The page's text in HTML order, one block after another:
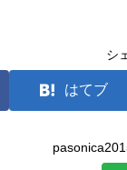
シ
はてブ